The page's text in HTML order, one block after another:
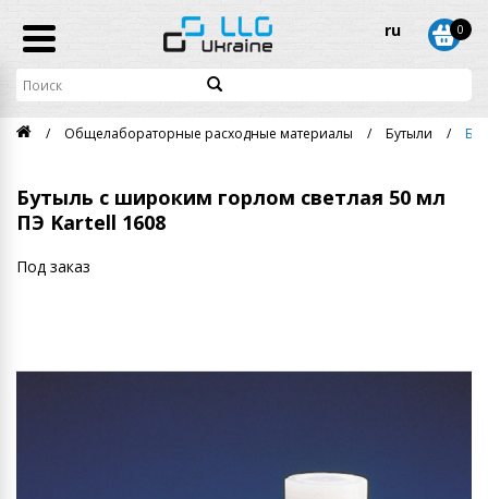
ru 0
Общелабораторные расходные материалы Бутыли
Бутыль с широким горлом светлая 50 мл
ПЭ Kartell 1608
Под заказ